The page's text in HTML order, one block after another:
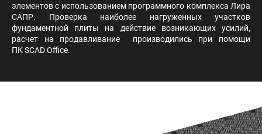
элементов с использованием программного комплекса Лира
САПР. Проверка наиболее нагруженных участков
фундаментной плиты на действие возникающих усилий,
расчет на продавливание производились при помощи
ПК SCAD Office.